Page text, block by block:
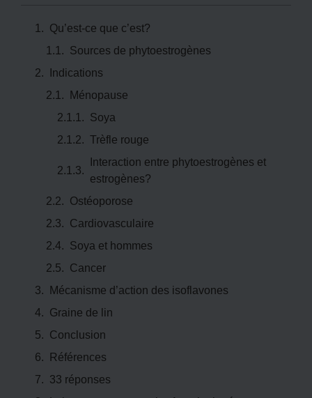
Qu’est-ce que c’est?
Sources de phytoestrogènes
Indications
Ménopause
Soya
Trèfle rouge
Interaction entre phytoestrogènes et
estrogènes?
Ostéoporose
Cardiovasculaire
Soya et hommes
Cancer
Mécanisme d’action des isoflavones
Graine de lin
Conclusion
Références
33 réponses